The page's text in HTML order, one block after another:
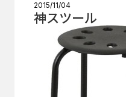
2015/11/04
神スツール